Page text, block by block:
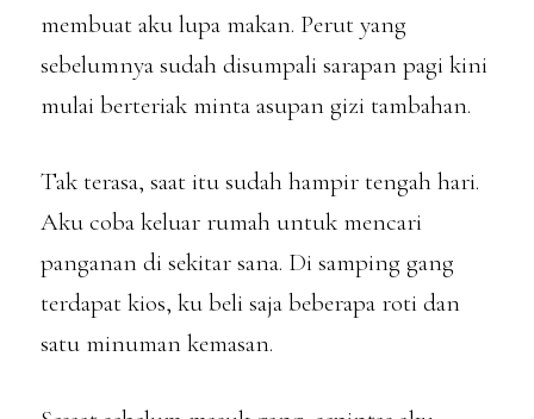
membuat aku lupa makan. Perut yang
sebelumnya sudah disumpali sarapan pagi kini
mulai berteriak minta asupan gizi tambahan.
Tak terasa, saat itu sudah hampir tengah hari.
Aku coba keluar rumah untuk mencari
panganan di sekitar sana. Di samping gang
terdapat kios, ku beli saja beberapa roti dan
satu minuman kemasan.